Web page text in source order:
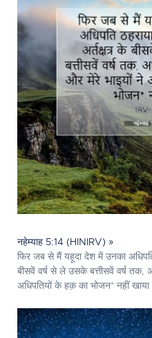
नहेम्याह 5:14 (HINIRV) »
फिर जब से मैं यहूदा देश में उनका अधिपति
बीसवें वर्ष से ले उसके बत्तीसवें वर्ष तक,
अधिपतियों के हक़ का भोजन* नहीं